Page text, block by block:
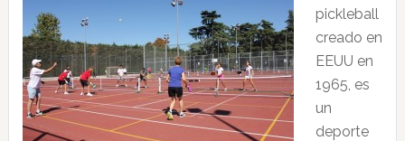
pickleball
creado en
EEUU en
1965, es
un
deporte